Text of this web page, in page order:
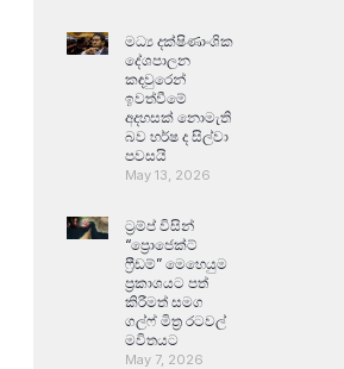
මධ්‍ය දක්ෂිණාංශික
දේශපාලන
කඳවුරෙන්
ඉවත්වීමේ
අදහසක් නොමැති
බව හර්ෂ ද සිල්වා
පවසයි
May 13, 2026
ට්‍රම්ප් විසින්
“ප්‍රොජෙක්ට්
ෆ්‍රීඩම්” මෙහෙයුම
ප්‍රකාශයට පත්
කිරීමත් සමග
ගල්ෆ් මිත්‍ර රටවල්
මවිතයට
May 7, 2026